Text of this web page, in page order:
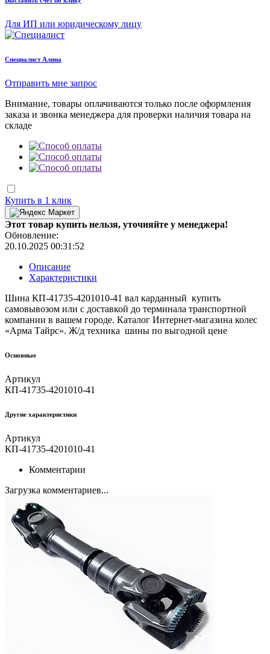
Для ИП или юридическому лицу
Cпециалист Алина
Отправить мне запрос
Внимание, товары оплачиваются только после оформления
заказа и звонка менеджера для проверки наличия товара на
складе
Купить в 1 клик
Этот товар купить нельзя, уточняйте у менеджера!
Обновление:
20.10.2025 00:31:52
Описание
Характеристики
Шина КП-41735-4201010-41 вал карданный купить
самовывозом или с доставкой до терминала транспортной
компании в вашем городе. Каталог Интернет-магазина колес
«Арма Тайрс». Ж/д техника шины по выгодной цене
Основные
Артикул
КП-41735-4201010-41
Другие xарактеристики
Артикул
КП-41735-4201010-41
Комментарии
Загрузка комментариев...